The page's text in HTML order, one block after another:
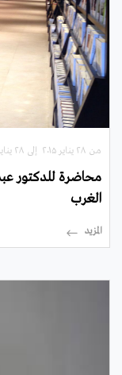
من ۲۸ يناير ۲۰۱۵ إلى ۲۸ يناير ۲۰۱۵
محاضرة للدكتور
الغرب
المزيد